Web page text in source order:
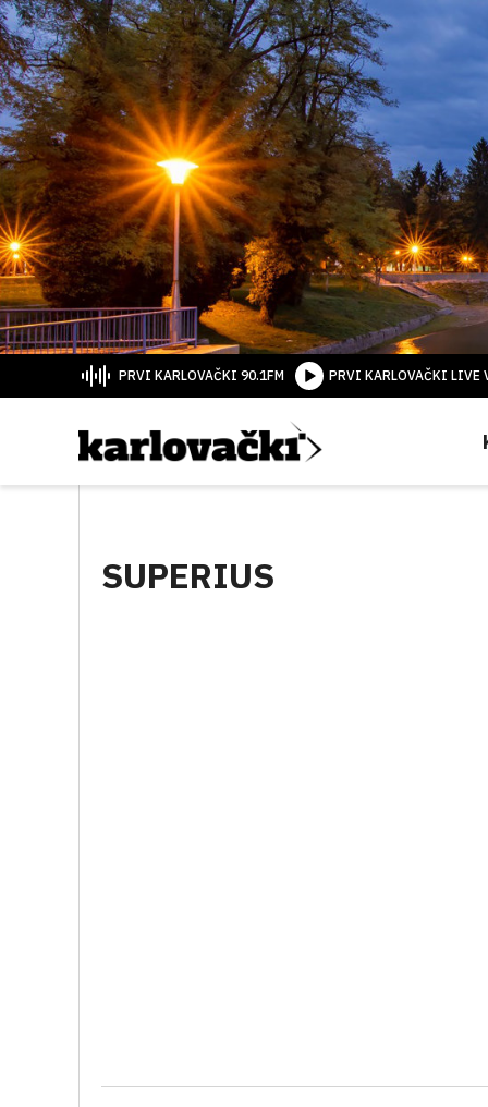
PRVI KARLOVAČKI 90.1FM PRVI KARLOVAČKI LIVE
SUPERIUS